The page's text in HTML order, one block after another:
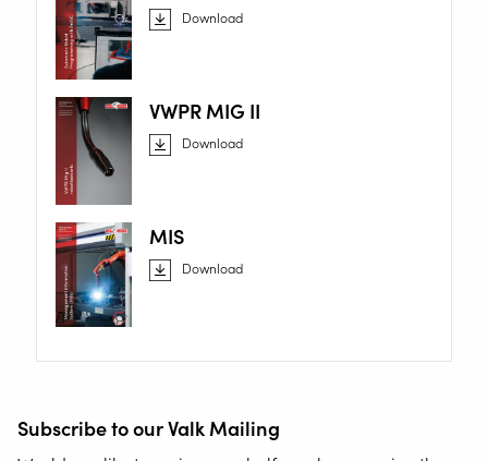
Download
VWPR MIG II
Download
MIS
Download
Subscribe to our Valk Mailing